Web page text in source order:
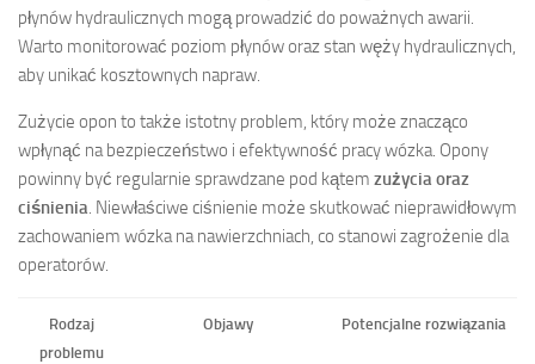
płynów hydraulicznych mogą prowadzić do poważnych awarii.
Warto monitorować poziom płynów oraz stan węży hydraulicznych,
aby unikać kosztownych napraw.
Zużycie opon to także istotny problem, który może znacząco
wpłynąć na bezpieczeństwo i efektywność pracy wózka. Opony
powinny być regularnie sprawdzane pod kątem zużycia oraz
ciśnienia. Niewłaściwe ciśnienie może skutkować nieprawidłowym
zachowaniem wózka na nawierzchniach, co stanowi zagrożenie dla
operatorów.
Rodzaj
problemu
Objawy Potencjalne rozwiązania